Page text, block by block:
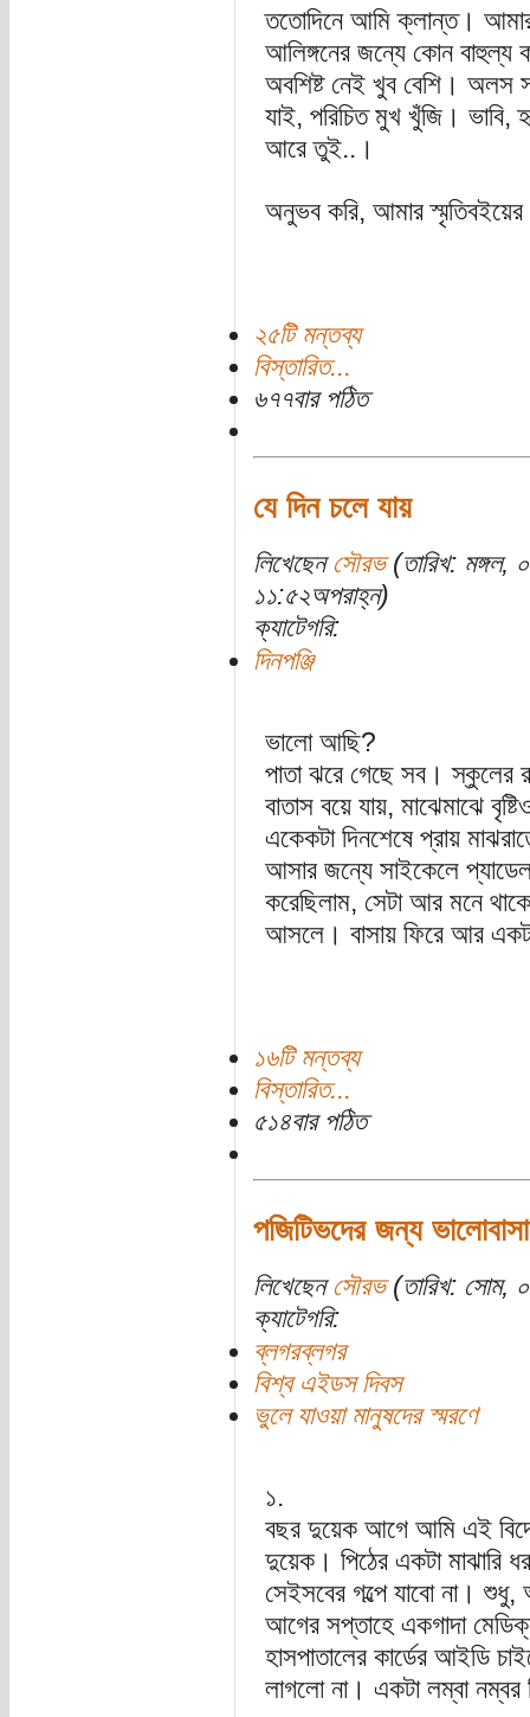
ততোদিনে আমি ক্লান্ত।
আলিঙ্গনের জন্যে কোন
অবশিষ্ট নেই খুব বেশি। অলস
যাই, পরিচিত মুখ খুঁজি। ভাবি,
আরে তুই..।
অনুভব করি, আমার
২৫টি মন্তব্য
বিস্তারিত...
৬৭৭বার পঠিত
যে দিন চলে যায়
লিখেছেন সৌরভ(তারিখ: মঙ্গল,
১১:৫২অপরাহ্ন)
ক্যাটেগরি:
দিনপঞ্জি
ভালো আছি?
পাতা ঝরে গেছে সব। স্কুলের
বাতাস বয়ে যায়, মাঝেমাঝে
একেকটা দিনশেষে প্রায়
আসার জন্যে সাইকেলে
করেছিলাম, সেটা আর মনে
আসলে। বাসায় ফিরে আর
১৬টি মন্তব্য
বিস্তারিত...
৫১৪বার পঠিত
পজিটিভদের জন্য
লিখেছেন সৌরভ(তারিখ: সোম,
ক্যাটেগরি:
ব্লগরব্লগর
বিশ্ব এইডস দিবস
ভুলে যাওয়া মানুষদের স্মরণে
১.
বছর দুয়েক আগে আমি এই
দুয়েক। পিঠের একটা মাঝারি
সেইসবের গল্পে যাবো না। শুধু,
আগের সপ্তাহে একগাদা
হাসপাতালের কার্ডের আইডি
লাগলো না। একটা লম্বা